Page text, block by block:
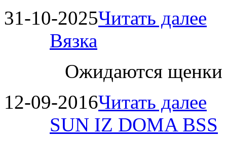
31-10-2025Читать далее
Вязка
Ожидаются
12-09-2016Читать далее
SUN IZ DOMA BSS